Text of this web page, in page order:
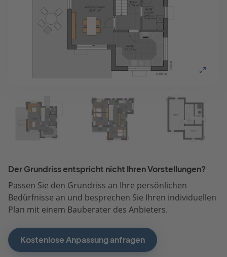
Der Grundriss entspricht nicht Ihren Vorstellungen?
Passen Sie den Grundriss an Ihre persönlichen
Bedürfnisse an und besprechen Sie Ihren individuellen
Plan mit einem Bauberater des Anbieters.
Kostenlose Anpassung anfragen